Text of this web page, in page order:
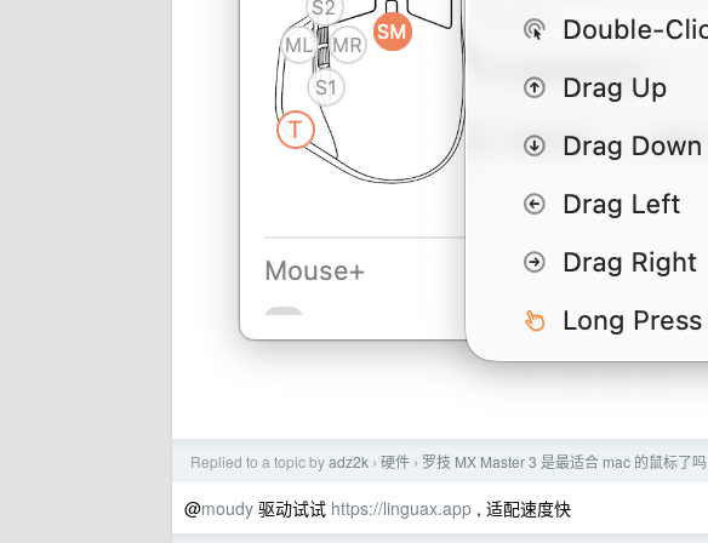
Replied to a topic byadz2k › 硬件 › 罗技 MX Master 3 是最适合 mac 的鼠标了吗
@moudy 驱动试试 https://linguax.app , 适配速度快